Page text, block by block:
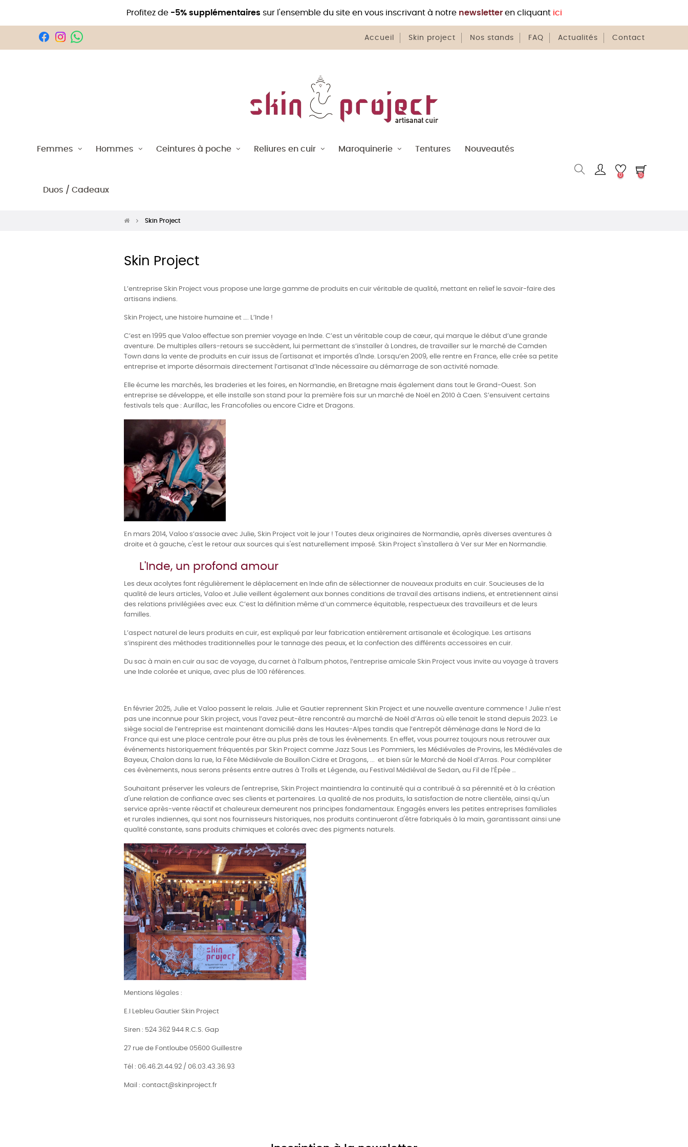
Profitez de-5% supplémentaires sur l'ensemble du site en vous inscrivant à notre newsletteren cliquant ici
Accueil Skin project Nos stands FAQ Actualités Contact
Femmes Hommes Ceintures à poche Reliures en cuir Maroquinerie Tentures Nouveautés
Duos / Cadeaux
0 0
Skin Project
Skin Project
L’entreprise Skin Project vous propose une large gamme de produits en cuir véritable de qualité, mettant en relief le savoir-faire des
artisans indiens.
Skin Project, une histoire humaine et …. L’Inde !
C’est en 1995 que Valoo effectue son premier voyage en Inde. C’est un véritable coup de cœur, qui marque le début d’une grande
aventure. De multiples allers-retours se succèdent, lui permettant de s’installer à Londres, de travailler sur le marché de Camden
Town dans la vente de produits en cuir issus de l'artisanat et importés d'Inde. Lorsqu’en 2009, elle rentre en France, elle crée sa petite
entreprise et importe désormais directement l’artisanat d’Inde nécessaire au démarrage de son activité nomade.
Elle écume les marchés, les braderies et les foires, en Normandie, en Bretagne mais également dans tout le Grand-Ouest. Son
entreprise se développe, et elle installe son stand pour la première fois sur un marché de Noël en 2010 à Caen. S’ensuivent certains
festivals tels que : Aurillac, les Francofolies ou encore Cidre et Dragons.
En mars 2014, Valoo s’associe avec Julie, Skin Project voit le jour ! Toutes deux originaires de Normandie, après diverses aventures à
droite et à gauche, c'est le retour aux sources qui s'est naturellement imposé. Skin Project s'installera à Ver sur Mer en Normandie.
L'Inde, un profond amour
Les deux acolytes font régulièrement le déplacement en Inde afin de sélectionner de nouveaux produits en cuir. Soucieuses de la
qualité de leurs articles, Valoo et Julie veillent également aux bonnes conditions de travail des artisans indiens, et entretiennent ainsi
des relations privilégiées avec eux. C’est la définition même d’un commerce équitable, respectueux des travailleurs et de leurs
familles.
L’aspect naturel de leurs produits en cuir, est expliqué par leur fabrication entièrement artisanale et écologique. Les artisans
s’inspirent des méthodes traditionnelles pour le tannage des peaux, et la confection des différents accessoires en cuir.
Du sac à main en cuir au sac de voyage, du carnet à l’album photos, l’entreprise amicale Skin Project vous invite au voyage à travers
une Inde colorée et unique, avec plus de 100 références.
En février 2025, Julie et Valoo passent le relais. Julie et Gautier reprennent Skin Project et une nouvelle aventure commence ! Julie n’est
pas une inconnue pour Skin project, vous l’avez peut-être rencontré au marché de Noël d’Arras où elle tenait le stand depuis 2023. Le
siège social de l’entreprise est maintenant domicilié dans les Hautes-Alpes tandis que l’entrepôt déménage dans le Nord de la
France qui est une place centrale pour être au plus près de tous les évènements. En effet, vous pourrez toujours nous retrouver aux
événements historiquement fréquentés par Skin Project comme Jazz Sous Les Pommiers, les Médiévales de Provins, les Médiévales de
Bayeux, Chalon dans la rue, la Fête Médiévale de Bouillon Cidre et Dragons, ... et bien sûr le Marché de Noël d’Arras. Pour compléter
ces évènements, nous serons présents entre autres à Trolls et Légende, au Festival Médiéval de Sedan, au Fil de l’Épée …
Souhaitant préserver les valeurs de l'entreprise, Skin Project maintiendra la continuité qui a contribué à sa pérennité et à la création
d'une relation de confiance avec ses clients et partenaires. La qualité de nos produits, la satisfaction de notre clientèle, ainsi qu'un
service après-vente réactif et chaleureux demeurent nos principes fondamentaux. Engagés envers les petites entreprises familiales
et rurales indiennes, qui sont nos fournisseurs historiques, nos produits continueront d'être fabriqués à la main, garantissant ainsi une
qualité constante, sans produits chimiques et colorés avec des pigments naturels.
Mentions légales :
E.I Lebleu Gautier Skin Project
Siren : 524 362 944 R.C.S. Gap
27 rue de Fontloube 05600 Guillestre
Tél : 06.46.21.44.92 / 06.03.43.36.93
Mail : contact@skinproject.fr